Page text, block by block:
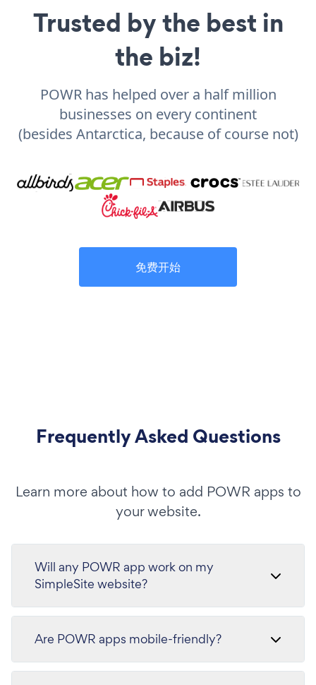
Trusted by the best in
the biz!
POWR has helped over a half million
businesses on every continent
(besides Antarctica, because of course not)
免费开始
Frequently Asked Questions
Learn more about how to add POWR apps to
your website.
Will any POWR app work on my
SimpleSite website?
Are POWR apps mobile-friendly?